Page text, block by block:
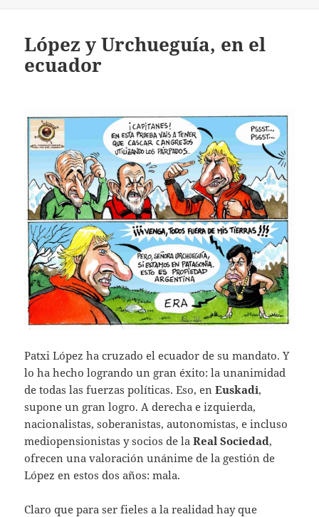
López y Urchueguía, en el
ecuador
Patxi López ha cruzado el ecuador de su mandato. Y
lo ha hecho logrando un gran éxito: la unanimidad
de todas las fuerzas políticas. Eso, enEuskadi,
supone un gran logro. A derecha e izquierda,
nacionalistas, soberanistas, autonomistas, e incluso
mediopensionistas y socios de laReal Sociedad,
ofrecen una valoración unánime de la gestión de
López en estos dos años: mala.
Claro que para ser fieles a la realidad hay que